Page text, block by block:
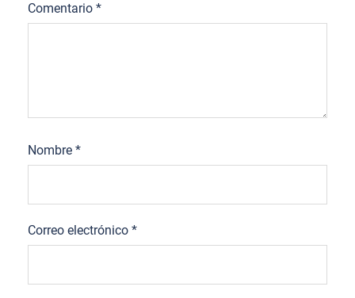
Comentario *
Nombre *
Correo electrónico *